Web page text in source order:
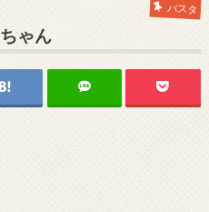
パスタ
ちゃん